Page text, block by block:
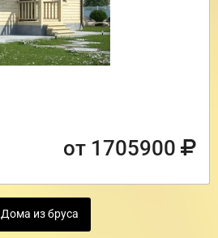
от 1705900
Дома из бруса